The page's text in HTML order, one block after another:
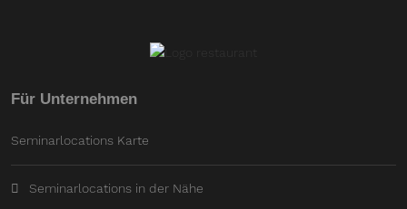
Für Unternehmen
Seminarlocations Karte
Seminarlocations in der Nähe